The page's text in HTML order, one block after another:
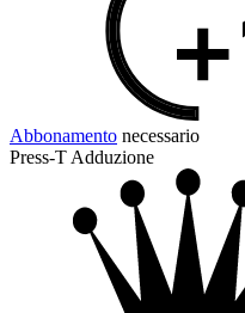
Abbonamento necessario
Press-T Adduzione